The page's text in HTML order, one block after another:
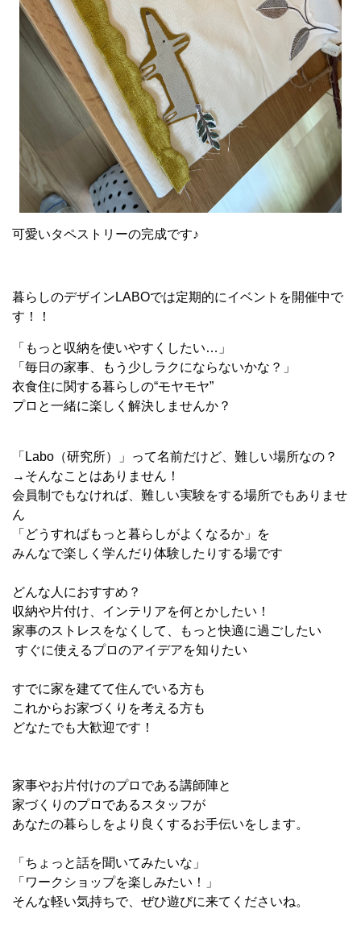
可愛いタペストリーの完成です♪
暮らしのデザインLABOでは定期的にイベントを開催中で
す！！
「もっと収納を使いやすくしたい…」
「毎日の家事、もう少しラクにならないかな？」
衣食住に関する暮らしの“モヤモヤ”
プロと一緒に楽しく解決しませんか？
「Labo（研究所）」って名前だけど、難しい場所なの？
︎︎→そんなことはありません！
会員制でもなければ、難しい実験をする場所でもありませ
ん
「どうすればもっと暮らしがよくなるか」を
みんなで楽しく学んだり体験したりする場です
どんな人におすすめ？
収納や片付け、インテリアを何とかしたい！
家事のストレスをなくして、もっと快適に過ごしたい
すぐに使えるプロのアイデアを知りたい
すでに家を建てて住んでいる方も
これからお家づくりを考える方も
どなたでも大歓迎です！
家事やお片付けのプロである講師陣と
家づくりのプロであるスタッフが
あなたの暮らしをより良くするお手伝いをします。
「ちょっと話を聞いてみたいな」
「ワークショップを楽しみたい！」
そんな軽い気持ちで、ぜひ遊びに来てくださいね。